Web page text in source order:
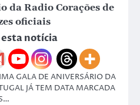
da Radio Corações de
oficiais
notícia
GALA DE ANIVERSÁRIO DA
JÁ TEM DATA MARCADA